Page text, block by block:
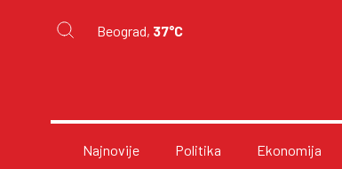
Beograd, 37°C
Najnovije Politika Ekonomija